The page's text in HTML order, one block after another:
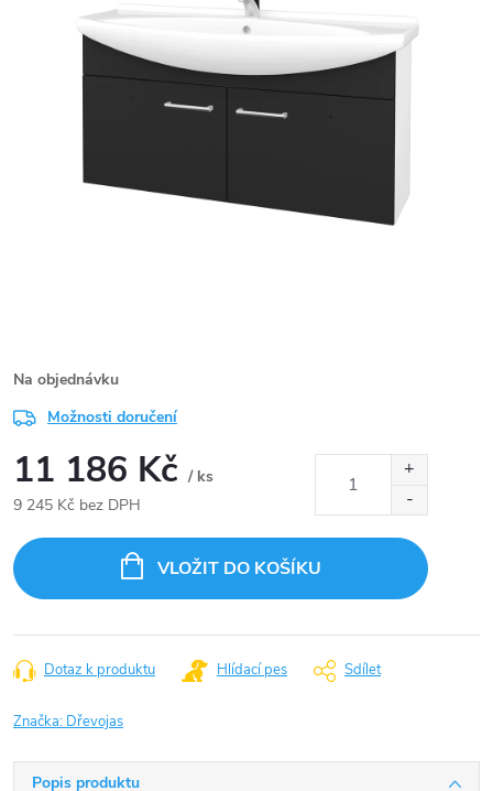
Na objednávku
Možnosti doručení
11 186 Kč / ks
9 245 Kč bez DPH
cena:
VLOŽIT DO KOŠÍKU
Dotaz k produktu Hlídací pes Sdílet
Značka: Dřevojas
Popis produktu